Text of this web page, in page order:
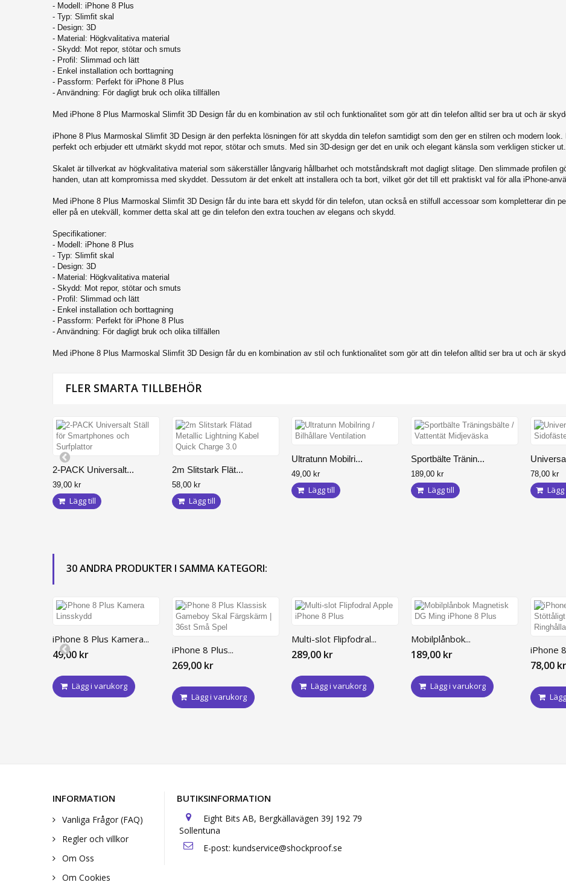
iPhone 11 Pro
iPhone XS
iPhone 7 Plus
iPhone 7
iPhone 8 Plus
- Modell: iPhone 8 Plus
- Typ: Slimfit skal
- Design: 3D
- Material: Högkvalitativa material
- Skydd: Mot repor, stötar och smuts
- Profil: Slimmad och lätt
- Enkel installation och borttagning
- Passform: Perfekt för iPhone 8 Plus
- Användning: För dagligt bruk och olika tillfällen
Med iPhone 8 Plus Marmoskal Slimfit 3D Design får du en kombination av stil och funktionalitet som gör att din telefon alltid ser bra ut och är
iPhone 8 Plus Marmoskal Slimfit 3D Design är den perfekta lösningen för att skydda din telefon samtidigt som den ger en stilren och modern
perfekt och erbjuder ett utmärkt skydd mot repor, stötar och smuts. Med sin 3D-design ger det en unik och elegant känsla som verkligen sticker ut.
Skalet är tillverkat av högkvalitativa material som säkerställer långvarig hållbarhet och motståndskraft mot dagligt slitage. Den slimmade profilen
handen, utan att kompromissa med skyddet. Dessutom är det enkelt att installera och ta bort, vilket gör det till ett praktiskt val för alla iPhone-
Med iPhone 8 Plus Marmoskal Slimfit 3D Design får du inte bara ett skydd för din telefon, utan också en stilfull accessoar som kompletterar din
eller på en utekväll, kommer detta skal att ge din telefon den extra touchen av elegans och skydd.
Specifikationer:
- Modell: iPhone 8 Plus
- Typ: Slimfit skal
- Design: 3D
- Material: Högkvalitativa material
- Skydd: Mot repor, stötar och smuts
- Profil: Slimmad och lätt
- Enkel installation och borttagning
- Passform: Perfekt för iPhone 8 Plus
- Användning: För dagligt bruk och olika tillfällen
Med iPhone 8 Plus Marmoskal Slimfit 3D Design får du en kombination av stil och funktionalitet som gör att din telefon alltid ser bra ut och är
FLER SMARTA TILLBEHÖR
2-PACK Universalt...
39,00 kr
Lägg till
2m Slitstark Flät...
58,00 kr
Lägg till
Ultratunn Mobilri...
49,00 kr
Lägg till
Sportbälte Tränin...
189,00 kr
Lägg till
78,00 kr
Lägg
30 ANDRA PRODUKTER I SAMMA KATEGORI:
iPhone 8 Plus Kamera...
49,00 kr
Lägg i varukorg
iPhone 8 Plus...
269,00 kr
Lägg i varukorg
Multi-slot Flipfodral...
289,00 kr
Lägg i varukorg
Mobilplånbok...
189,00 kr
Lägg i varukorg
iPhone
78,00 kr
INFORMATION
Vanliga Frågor (FAQ)
Regler och villkor
Om Oss
Om Cookies
BUTIKSINFORMATION
Eight Bits AB, Bergkällavägen 39J 192 79
Sollentuna
E-post: kundservice@shockproof.se